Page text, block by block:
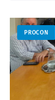
PROCON